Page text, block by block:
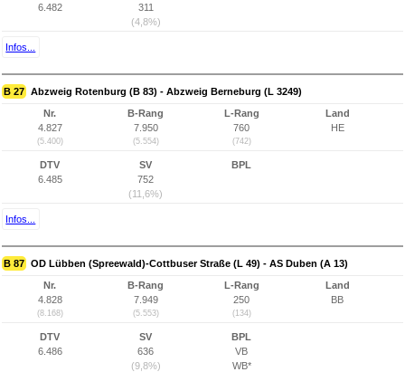
6.482
311
(4,8%)
Infos...
B 27 Abzweig Rotenburg (B 83) - Abzweig Berneburg (L 3249)
Nr.
4.827
(5.400)
B-Rang
7.950
(5.554)
L-Rang
760
(742)
Land
HE
DTV
6.485
SV
752
(11,6%)
BPL
Infos...
B 87 OD Lübben (Spreewald)-Cottbuser Straße (L 49) - AS Duben (A 13)
Nr.
4.828
(8.168)
B-Rang
7.949
(5.553)
L-Rang
250
(134)
Land
BB
DTV
6.486
SV
636
(9,8%)
BPL
VB
WB*